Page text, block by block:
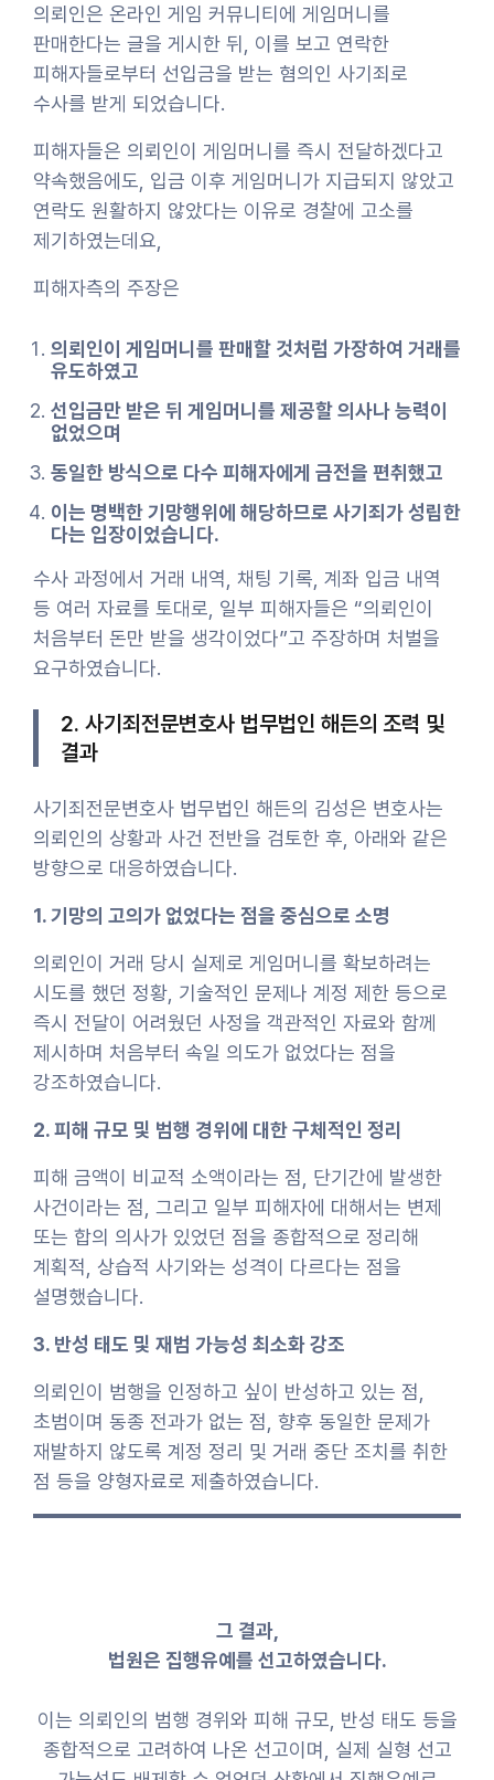
의뢰인은 온라인 게임 커뮤니티에 게임머니를
판매한다는 글을 게시한 뒤, 이를 보고 연락한
피해자들로부터 선입금을 받는 혐의인 사기죄로
수사를 받게 되었습니다.
피해자들은 의뢰인이 게임머니를 즉시 전달하겠다고
약속했음에도, 입금 이후 게임머니가 지급되지 않았고
연락도 원활하지 않았다는 이유로 경찰에 고소를
제기하였는데요,
피해자측의 주장은
의뢰인이 게임머니를 판매할 것처럼 가장하여 거래를
유도하였고
선입금만 받은 뒤 게임머니를 제공할 의사나 능력이
없었으며
동일한 방식으로 다수 피해자에게 금전을 편취했고
이는 명백한 기망행위에 해당하므로 사기죄가 성립한
다는 입장이었습니다.
수사 과정에서 거래 내역, 채팅 기록, 계좌 입금 내역
등 여러 자료를 토대로, 일부 피해자들은 “의뢰인이
처음부터 돈만 받을 생각이었다”고 주장하며 처벌을
요구하였습니다.
2. 사기죄전문변호사 법무법인 해든의 조력 및
결과
사기죄전문변호사 법무법인 해든의 김성은 변호사는
의뢰인의 상황과 사건 전반을 검토한 후, 아래와 같은
방향으로 대응하였습니다.
1. 기망의 고의가 없었다는 점을 중심으로 소명
의뢰인이 거래 당시 실제로 게임머니를 확보하려는
시도를 했던 정황, 기술적인 문제나 계정 제한 등으로
즉시 전달이 어려웠던 사정을 객관적인 자료와 함께
제시하며 처음부터 속일 의도가 없었다는 점을
강조하였습니다.
2. 피해 규모 및 범행 경위에 대한 구체적인 정리
피해 금액이 비교적 소액이라는 점, 단기간에 발생한
사건이라는 점, 그리고 일부 피해자에 대해서는 변제
또는 합의 의사가 있었던 점을 종합적으로 정리해
계획적, 상습적 사기와는 성격이 다르다는 점을
설명했습니다.
3. 반성 태도 및 재범 가능성 최소화 강조
의뢰인이 범행을 인정하고 싶이 반성하고 있는 점,
초범이며 동종 전과가 없는 점, 향후 동일한 문제가
재발하지 않도록 계정 정리 및 거래 중단 조치를 취한
점 등을 양형자료로 제출하였습니다.
그 결과,
법원은 집행유예를 선고하였습니다.
이는 의뢰인의 범행 경위와 피해 규모, 반성 태도 등을
종합적으로 고려하여 나온 선고이며, 실제 실형 선고